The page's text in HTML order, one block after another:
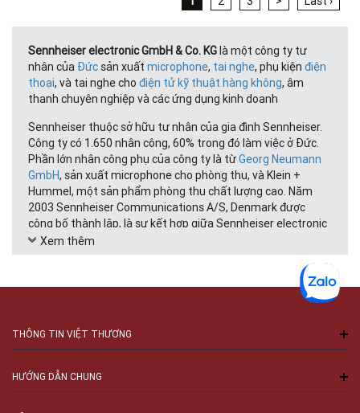
Sennheiser electronic GmbH & Co. KG là một công ty tư
nhân của Đức sản xuất microphone, tai nghe, phụ kiện điện
thoại, và tai nghe cho điện tử kỹ thuật hàng không, âm
thanh chuyên nghiệp và các ứng dụng kinh doanh
Sennheiser thuộc sở hữu tư nhân của gia đình Sennheiser.
Công ty có 1.650 nhân công, 60% trong đó làm việc ở Đức.
Phần lớn nhân công phụ của công ty là từGeorg Neumann
GmbH, sản xuất microphone cho phòng thu, và Klein +
Hummel, một sản phẩm phòng thu chất lượng cao. Năm
2003 Sennheiser Communications A/S, Denmark được
công bố thành lập, là sự kết hợp giữa Sennheiser electronic
vàWilliam Demant Holding Group
các sản phẩm viễn thông.
Sản phẩm
Microphone
Ống nghe điện tử kỹ thuật hàng không
Ống nghe kinh doanh
Hệ thống Hội nghị và Thông tin
Xem thêm
THÔNG TIN VIỆT THƯƠNG
HƯỚNG DẪN CHUNG